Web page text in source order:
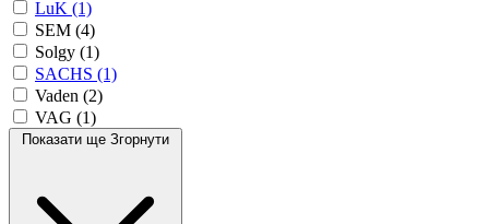
LuK (1)
SEM (4)
Solgy (1)
SACHS (1)
Vaden (2)
VAG (1)
Показати ще Згорнути